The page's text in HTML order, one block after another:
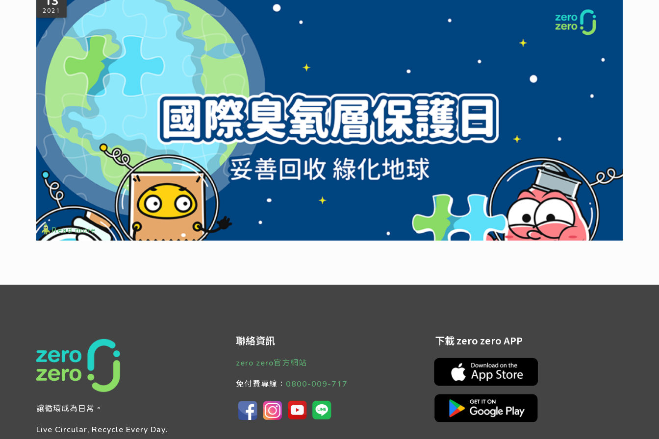
2021
9/16 國際臭氧層保護日：守護臭氧層，從落實回收開始
想想有多久沒有重新複習臭氧層對環境、人類的重要性了呢？藉著國際臭氧層保護日，讓我們再一次認識這個守護地球的天然屏障，並且繼續為保護臭氧層盡一份心力吧！
Read more
讓循環成為日常。
Live Circular, Recycle Every Day.
聯絡資訊
zero zero官方網站
免付費專線： 0800-009-717
下載 zero zero APP